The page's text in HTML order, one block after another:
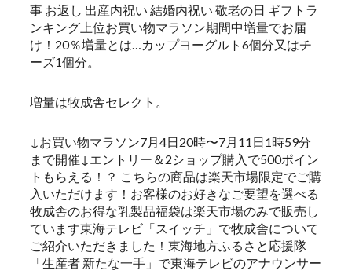
事 お返し 出産内祝い 結婚内祝い 敬老の日 ギフトラ
ンキング上位お買い物マラソン期間中増量でお届
け！20％増量とは…カップヨーグルト6個分又はチ
ーズ1個分。
増量は牧成舎セレクト。
↓お買い物マラソン7月4日20時〜7月11日1時59分
まで開催↓エントリー＆2ショップ購入で500ポイン
トもらえる！？ こちらの商品は楽天市場限定でご購
入いただけます！お客様のお好きなご要望を選べる
牧成舎のお得な乳製品福袋は楽天市場のみで販売し
ています東海テレビ「スイッチ」で牧成舎について
ご紹介いただきました！東海地方ふるさと応援隊
「生産者 新たな一手」で東海テレビのアナウンサー